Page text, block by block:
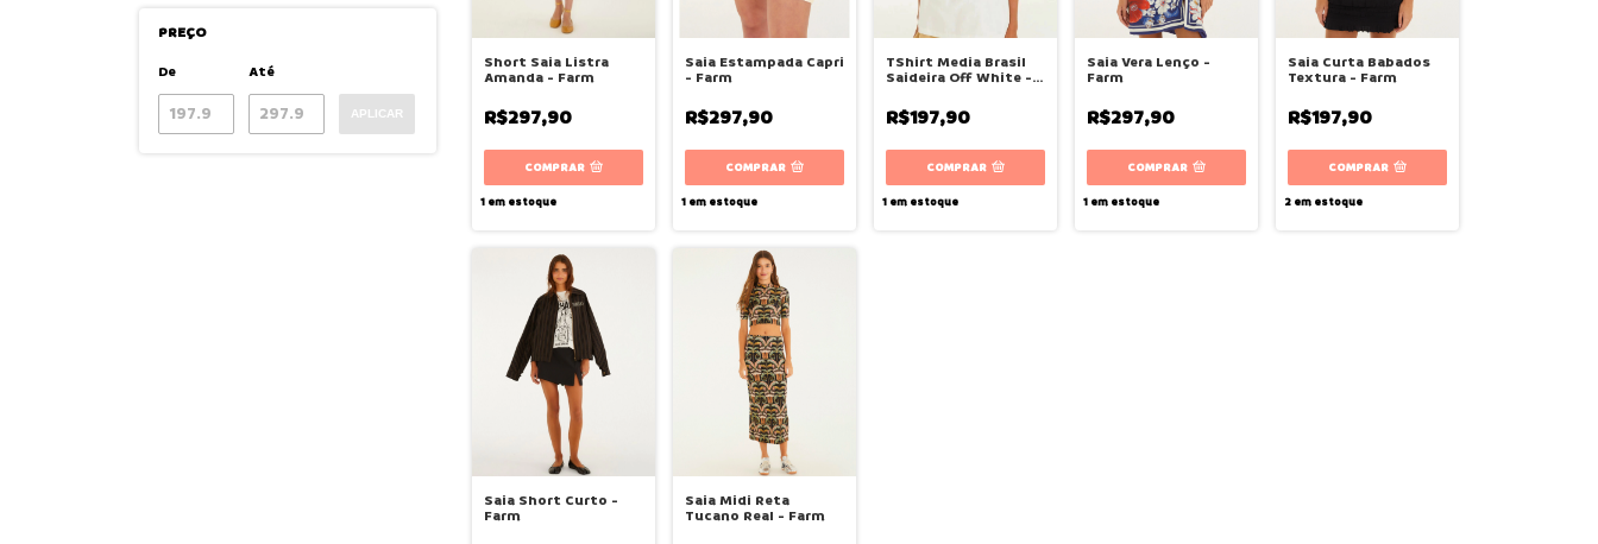
PREÇO
De
Até
APLICAR
Short Saia Listra
Amanda - Farm
R$297,90
COMPRAR
1em estoque
Saia Estampada Capri
- Farm
R$297,90
COMPRAR
1em estoque
TShirt Media Brasil
Saideira Off White -
R$197,90
COMPRAR
1em estoque
Saia Vera Lenço -
Farm
R$297,90
COMPRAR
1em estoque
Saia Curta Babados
Textura - Farm
R$197,90
COMPRAR
2em estoque
Saia Short Curto -
Farm
Saia Midi Reta
Tucano Real - Farm